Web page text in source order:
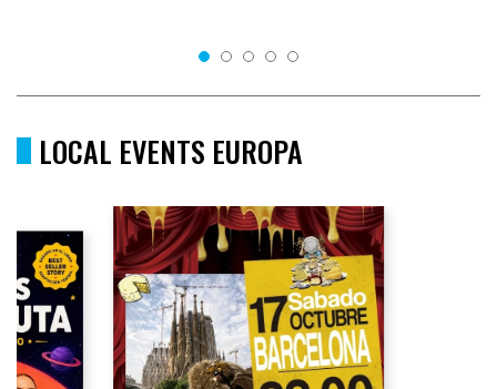
LOCAL EVENTS EUROPA